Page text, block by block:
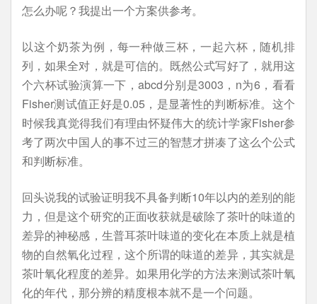
怎么办呢？我提出一个方案供参考。
以这个奶茶为例，每一种做三杯，一起六杯，随机排
列，如果全对，就是可信的。既然公式写好了，就用这
个六杯试验演算一下，abcd分别是3003，n为6，看看
Fisher测试值正好是0.05，是显著性的判断标准。这个
时候我真觉得我们有理由怀疑伟大的统计学家Fisher参
考了两次中国人的事不过三的智慧才拼凑了这么个公式
和判断标准。
回头说我的试验证明我不具备判断10年以内的差别的能
力，但是这个研究的正面收获就是破除了茶叶的味道的
差异的神秘感，生普耳茶叶味道的变化在本质上就是植
物的自然氧化过程，这个所谓的味道的差异，其实就是
茶叶氧化程度的差异。如果用化学的方法来测试茶叶氧
化的年代，那分辨的精度根本就不是一个问题。